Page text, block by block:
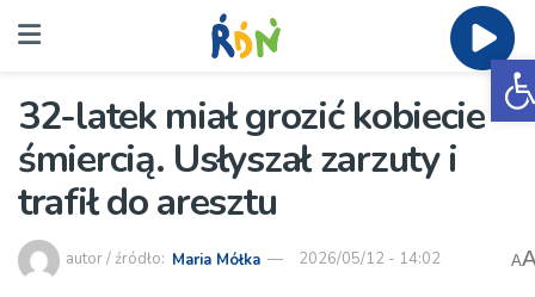
32-latek miał grozić kobiecie
śmiercią. Usłyszał zarzuty i
trafił do aresztu
autor / źródło: Maria Mółka 2026/05/12 - 14:02 A